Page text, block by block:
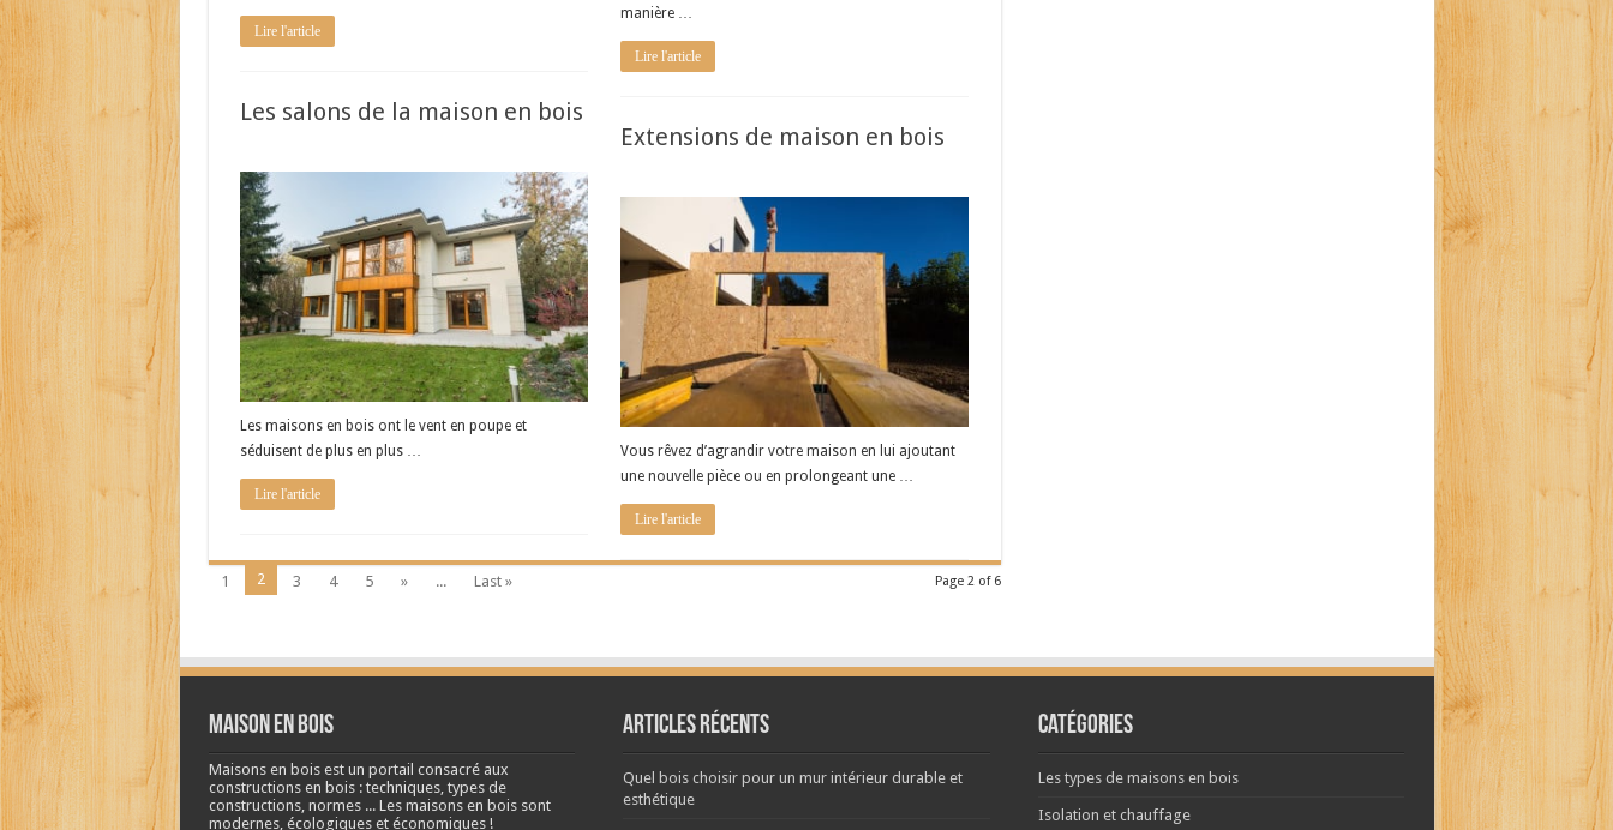
Lire l'article
manière …
Lire l'article
Les salons de la maison en bois
Les maisons en bois ont le vent en poupe et
séduisent de plus en plus …
Lire l'article
Extensions de maison en bois
Vous rêvez d’agrandir votre maison en lui ajoutant
une nouvelle pièce ou en prolongeant une …
Lire l'article
Page 2 of 6
1 2 3 4 5 » ... Last »
Maison en bois
Maisons en bois est un portail consacré aux
constructions en bois : techniques, types de
constructions, normes ... Les maisons en bois sont
modernes, écologiques et économiques !
Articles récents
Quel bois choisir pour un mur intérieur durable et
esthétique
Catégories
Les types de maisons en bois
Isolation et chauffage